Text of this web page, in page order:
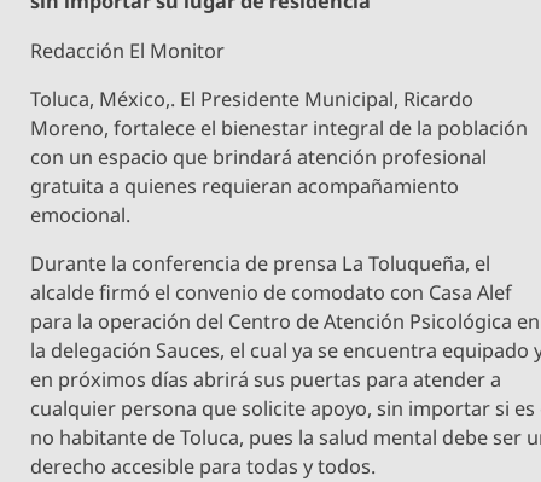
Redacción El Monitor
Toluca, México,. El Presidente Municipal, Ricardo
Moreno, fortalece el bienestar integral de la población
con un espacio que brindará atención profesional
gratuita a quienes requieran acompañamiento
emocional.
Durante la conferencia de prensa La Toluqueña, el
alcalde firmó el convenio de comodato con Casa Alef
para la operación del Centro de Atención Psicológica en
la delegación Sauces, el cual ya se encuentra equipado
en próximos días abrirá sus puertas para atender a
cualquier persona que solicite apoyo, sin importar si es
no habitante de Toluca, pues la salud mental debe ser
derecho accesible para todas y todos.